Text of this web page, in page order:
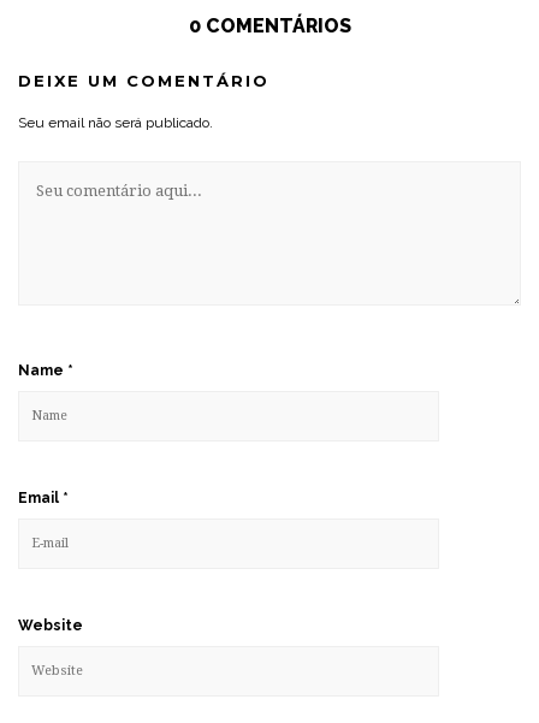
0 COMENTÁRIOS
DEIXE UM COMENTÁRIO
Seu email não será publicado.
Name *
Email *
Website